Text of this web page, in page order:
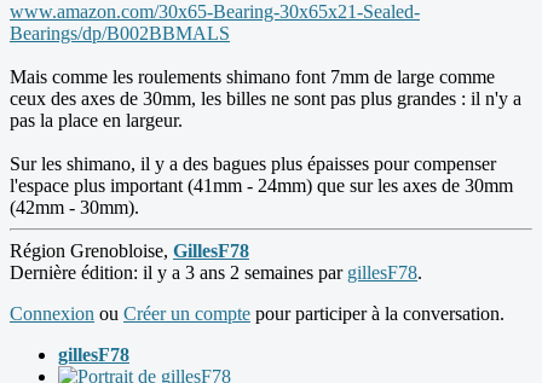
www.amazon.com/30x65-Bearing-30x65x21-Sealed-
Bearings/dp/B002BBMALS
Mais comme les roulements shimano font 7mm de large comme
ceux des axes de 30mm, les billes ne sont pas plus grandes : il n'y a
pas la place en largeur.
Sur les shimano, il y a des bagues plus épaisses pour compenser
l'espace plus important (41mm - 24mm) que sur les axes de 30mm
(42mm - 30mm).
Région Grenobloise, GillesF78
Dernière édition: il y a 3 ans 2 semaines par gillesF78.
Connexion ou Créer un compte pour participer à la conversation.
gillesF78